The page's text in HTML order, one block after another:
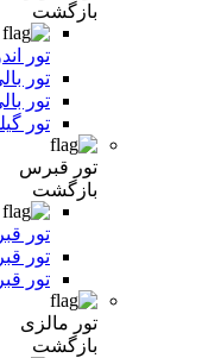
بازگشت
تور
تور
تور
تور
تور قبرس
بازگشت
تور
تور
تور
تور مالزی
بازگشت